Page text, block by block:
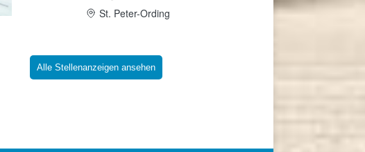
Alle Stellenanzeigen ansehen